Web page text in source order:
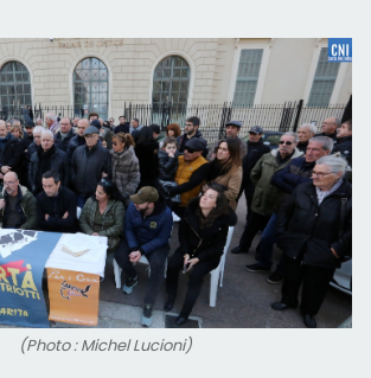
(Photo : Michel Lucioni)